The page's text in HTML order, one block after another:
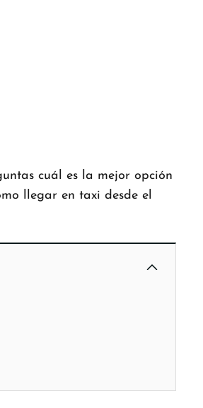
cuál es la mejor opción
llegar en taxi desde el